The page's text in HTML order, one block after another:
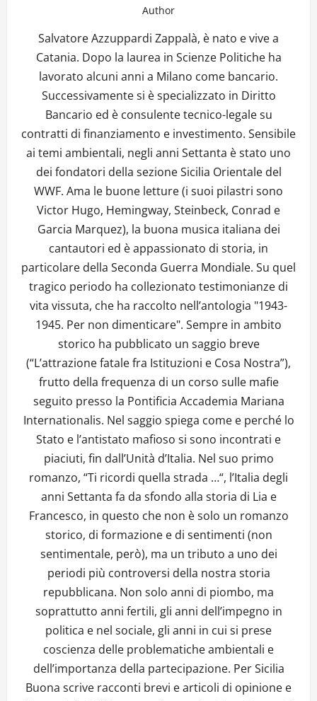
Author
Salvatore Azzuppardi Zappalà, è nato e vive a
Catania. Dopo la laurea in Scienze Politiche ha
lavorato alcuni anni a Milano come bancario.
Successivamente si è specializzato in Diritto
Bancario ed è consulente tecnico-legale su
contratti di finanziamento e investimento. Sensibile
ai temi ambientali, negli anni Settanta è stato uno
dei fondatori della sezione Sicilia Orientale del
WWF. Ama le buone letture (i suoi pilastri sono
Victor Hugo, Hemingway, Steinbeck, Conrad e
Garcia Marquez), la buona musica italiana dei
cantautori ed è appassionato di storia, in
particolare della Seconda Guerra Mondiale. Su quel
tragico periodo ha collezionato testimonianze di
vita vissuta, che ha raccolto nell’antologia "1943-
1945. Per non dimenticare". Sempre in ambito
storico ha pubblicato un saggio breve
(“L’attrazione fatale fra Istituzioni e Cosa Nostra”),
frutto della frequenza di un corso sulle mafie
seguito presso la Pontificia Accademia Mariana
Internationalis. Nel saggio spiega come e perché lo
Stato e l’antistato mafioso si sono incontrati e
piaciuti, fin dall’Unità d’Italia. Nel suo primo
romanzo, “Ti ricordi quella strada …“, l’Italia degli
anni Settanta fa da sfondo alla storia di Lia e
Francesco, in questo che non è solo un romanzo
storico, di formazione e di sentimenti (non
sentimentale, però), ma un tributo a uno dei
periodi più controversi della nostra storia
repubblicana. Non solo anni di piombo, ma
soprattutto anni fertili, gli anni dell’impegno in
politica e nel sociale, gli anni in cui si prese
coscienza delle problematiche ambientali e
dell’importanza della partecipazione. Per Sicilia
Buona scrive racconti brevi e articoli di opinione e